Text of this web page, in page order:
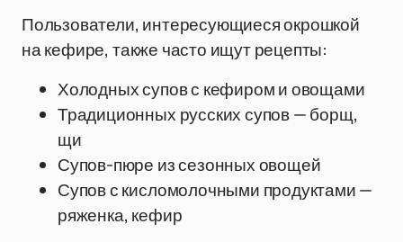
Пользователи, интересующиеся окрошкой
на кефире, также часто ищут рецепты:
Холодных супов с кефиром и овощами
Традиционных русских супов — борщ,
щи
Супов-пюре из сезонных овощей
Супов с кисломолочными продуктами —
ряженка, кефир